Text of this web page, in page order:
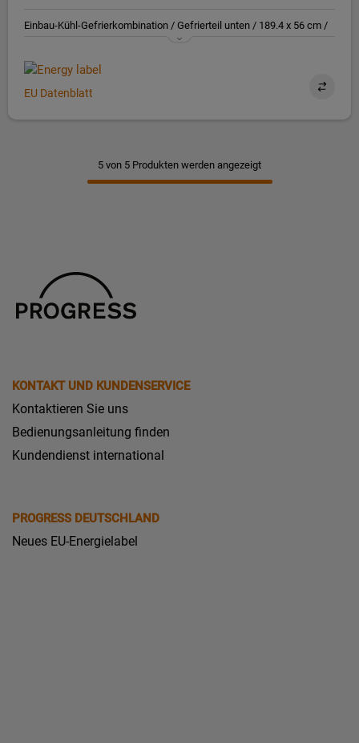
Einbau-Kühl-Gefrierkombination / Gefrierteil unten / 189.4 x 56 cm /
EU Datenblatt
5 von 5 Produkten werden angezeigt
KONTAKT UND KUNDENSERVICE
Kontaktieren Sie uns
Bedienungsanleitung finden
Kundendienst international
PROGRESS DEUTSCHLAND
Neues EU-Energielabel